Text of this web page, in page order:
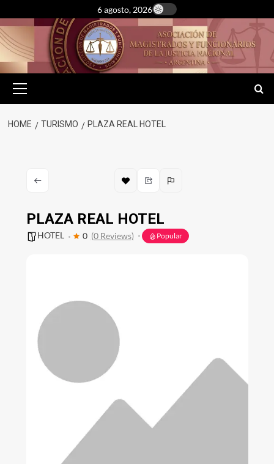
to
content
6 agosto, 2026
Menu
HOME TURISMO PLAZA REAL HOTEL
PLAZA REAL HOTEL
HOTEL 0 (0 Reviews) Popular